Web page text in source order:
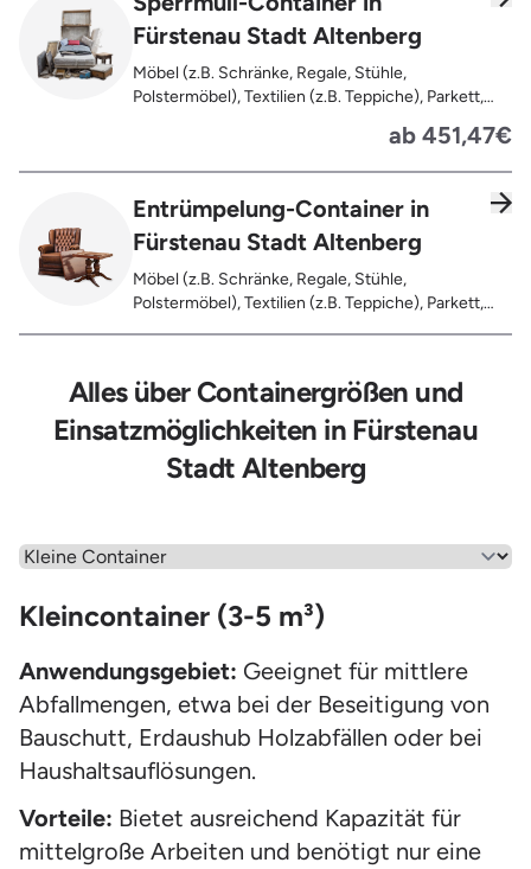
Bahnschwellen, Pflanzfähle, Jägerzaun
Fürstenau Stadt Altenberg
Möbel (z.B. Schränke, Regale, Stühle,
Polstermöbel), Textilien (z.B. Teppiche), Parkett,
Glas), Fahrräder, Matratzen, Spielzeug, Bücher,
Laminat
ab 451,47€
Entrümpelung-Container in
Fürstenau Stadt Altenberg
Möbel (z.B. Schränke, Regale, Stühle,
Polstermöbel), Textilien (z.B. Teppiche), Parkett,
Fässer, Eimer, Sonstiger Hausstand
Alles über Containergrößen und
Einsatzmöglichkeiten in Fürstenau
Stadt Altenberg
Wähle einen Menüpunkt aus
Kleincontainer (3-5 m³)
Anwendungsgebiet: Geeignet für mittlere
Abfallmengen, etwa bei der Beseitigung von
Bauschutt, Erdaushub Holzabfällen oder bei
Haushaltsauflösungen.
Vorteile: Bietet ausreichend Kapazität für
mittelgroße Arbeiten und benötigt nur eine